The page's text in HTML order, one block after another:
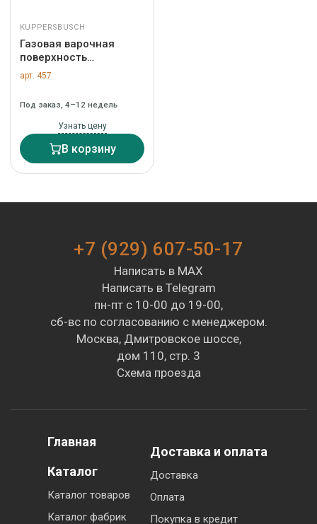
KUPPERSBUSCH
Газовая варочная
поверхность
Kuppersbusch GKS
6740.0
арт. 457
Под заказ, 4–12 недель
Узнать цену
В корзину
+7 (929) 607-50-17
Написать в MAX
Написать в Telegram
пн-пт с 10-00 до 19-00,
сб-вс по согласованию с менеджером.
Москва, Дмитровское шоссе,
дом 110, стр. 3
Схема проезда
Главная
Каталог
Каталог товаров
Каталог фабрик
Доставка и оплата
Доставка
Оплата
Покупка в кредит